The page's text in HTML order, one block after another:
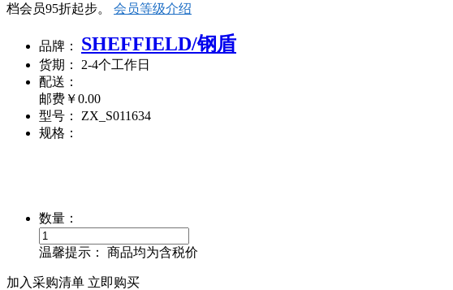
档会员95折起步。 会员等级介绍
品牌： SHEFFIELD/钢盾
货期： 2-4个工作日
配送：
邮费￥0.00
型号： ZX_S011634
规格：
数量：
温馨提示： 商品均为含税价
加入采购清单 立即购买